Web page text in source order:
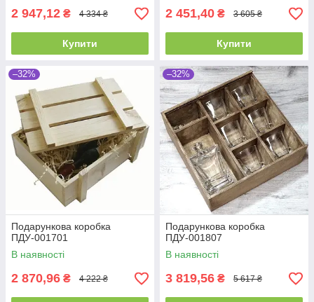
2 947,12 ₴ 4 334 ₴
Купити
2 451,40 ₴ 3 605 ₴
Купити
–32%
Подарункова коробка
ПДУ-001701
В наявності
2 870,96 ₴ 4 222 ₴
–32%
Подарункова коробка
ПДУ-001807
В наявності
3 819,56 ₴ 5 617 ₴